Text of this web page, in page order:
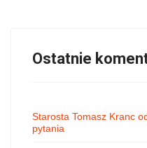
Ostatnie
Starosta Tomasz Kranc
pytania